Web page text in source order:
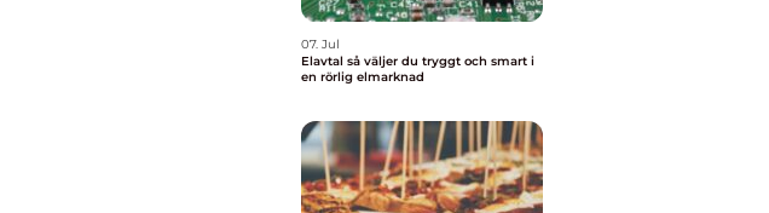
07. Jul
Elavtal så väljer du tryggt och smart i
en rörlig elmarknad